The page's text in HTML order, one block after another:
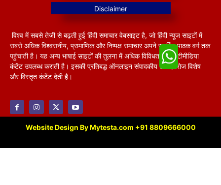
विश्व में सबसे तेजी से बढ़ती हुई हिंदी समाचार वेबसाइट है, जो हिंदी न्यूज साइटों में
सबसे अधिक विश्वसनीय, प्रामाणिक और निष्पक्ष समाचार अपने समर्पित पाठक वर्ग तक
पहुंचाती है। यह अन्य भाषाई साइटों की तुलना में अधिक विविधतापूर्ण मल्टीमीडिया
कंटेंट उपलब्ध कराती है। इसकी प्रतिबद्ध ऑनलाइन संपादकीय टीम हररोज विशेष
और विस्तृत कंटेंट देती है।
Website Design By Mytesta.com +91 8809666000